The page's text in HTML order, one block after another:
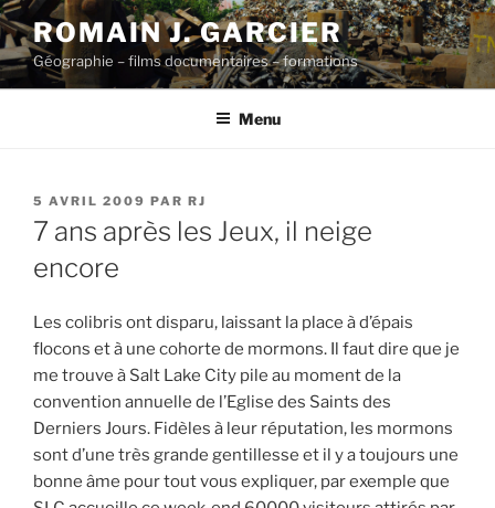
Aller
au
contenu
principal
ROMAIN J. GARCIER
Géographie – films documentaires – formations
Menu
PUBLIÉ
LE
5 AVRIL 2009 PAR RJ
7 ans après les Jeux, il neige
encore
Les colibris ont disparu, laissant la place à d’épais
flocons et à une cohorte de mormons. Il faut dire que je
me trouve à Salt Lake City pile au moment de la
convention annuelle de l’Eglise des Saints des
Derniers Jours. Fidèles à leur réputation, les mormons
sont d’une très grande gentillesse et il y a toujours une
bonne âme pour tout vous expliquer, par exemple que